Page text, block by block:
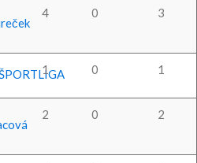
4 0 3
1 0 1
2 0 2